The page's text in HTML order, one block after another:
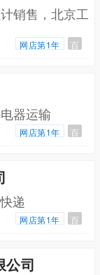
销售，北京工
网店第1年 百
器运输
网店第1年 百
递
网店第1年 百
公司